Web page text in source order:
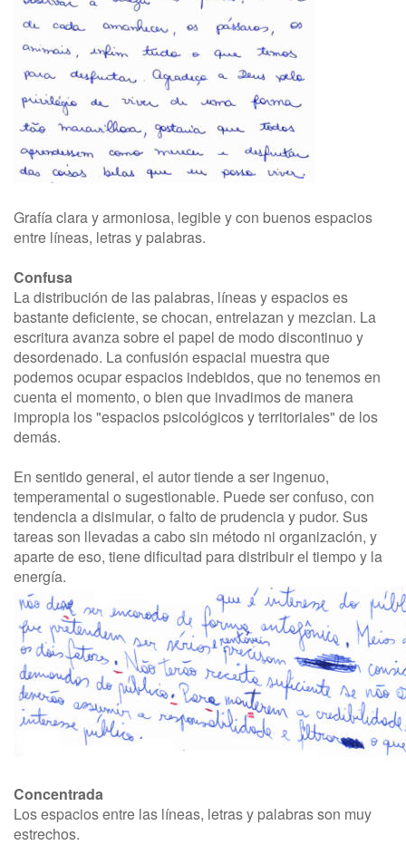
Grafía clara y armoniosa, legible y con buenos espacios
entre líneas, letras y palabras.
Confusa
La distribución de las palabras, líneas y espacios es
bastante deficiente, se chocan, entrelazan y mezclan. La
escritura avanza sobre el papel de modo discontinuo y
desordenado. La confusión espacial muestra que
podemos ocupar espacios indebidos, que no tenemos en
cuenta el momento, o bien que invadimos de manera
impropia los "espacios psicológicos y territoriales" de los
demás.
En sentido general, el autor tiende a ser ingenuo,
temperamental o sugestionable. Puede ser confuso, con
tendencia a disimular, o falto de prudencia y pudor. Sus
tareas son llevadas a cabo sin método ni organización, y
aparte de eso, tiene dificultad para distribuir el tiempo y la
energía.
Concentrada
Los espacios entre las líneas, letras y palabras son muy
estrechos.